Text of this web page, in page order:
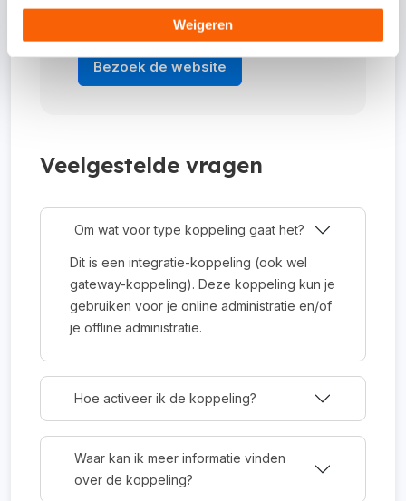
Weigeren
koppeling?
Bezoek de website
Veelgestelde vragen
Om wat voor type koppeling gaat het?
Dit is een integratie-koppeling (ook wel
gateway-koppeling). Deze koppeling kun je
gebruiken voor je online administratie en/of
je offline administratie.
Hoe activeer ik de koppeling?
Waar kan ik meer informatie vinden
over de koppeling?